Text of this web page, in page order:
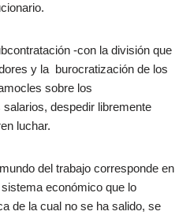
-con la división que
y la burocratización de los
sobre los
despedir libremente
luchar.
del trabajo corresponde en
económico que lo
de la cual no se ha salido, se